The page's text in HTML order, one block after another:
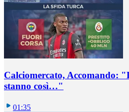
Calciomercato, Accomando:
stanno così…"
01:35